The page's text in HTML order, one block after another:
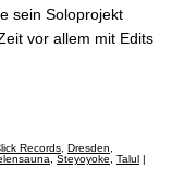
sein Soloprojekt
vor allem mit Edits
Records Dresden
Steyoyoke Talul |